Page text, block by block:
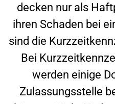
decken nur als
ihren Schaden bei
sind die
Bei
werden einige
Zulassungsstelle